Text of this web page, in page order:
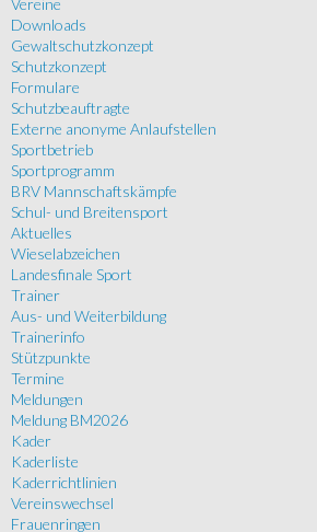
Vereine
Downloads
Gewaltschutzkonzept
Schutzkonzept
Formulare
Schutzbeauftragte
Externe anonyme Anlaufstellen
Sportbetrieb
Sportprogramm
BRV Mannschaftskämpfe
Schul- und Breitensport
Aktuelles
Wieselabzeichen
Landesfinale Sport
Trainer
Aus- und Weiterbildung
Trainerinfo
Stützpunkte
Termine
Meldungen
Meldung BM2026
Kader
Kaderliste
Kaderrichtlinien
Vereinswechsel
Frauenringen